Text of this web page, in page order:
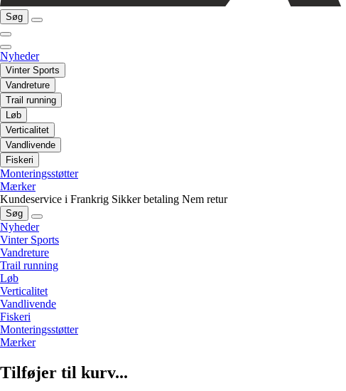
Søg
Nyheder
Vinter Sports
Vandreture
Trail running
Løb
Verticalitet
Vandlivende
Fiskeri
Monteringsstøtter
Mærker
Kundeservice i Frankrig Sikker betaling Nem retur
Søg
Nyheder
Vinter Sports
Vandreture
Trail running
Løb
Verticalitet
Vandlivende
Fiskeri
Monteringsstøtter
Mærker
Tilføjer til kurv...